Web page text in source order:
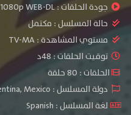
جودة الحلقات :1080p WEB-DL
حالة المسلسل : مكتمل
مستوي المشاهدة :TV-MA
توقيت الحلقات : 48د
الحلقات : 80 حلقة
دولة المسلسل : Argentina, Mexico
لغة المسلسل : Spanish